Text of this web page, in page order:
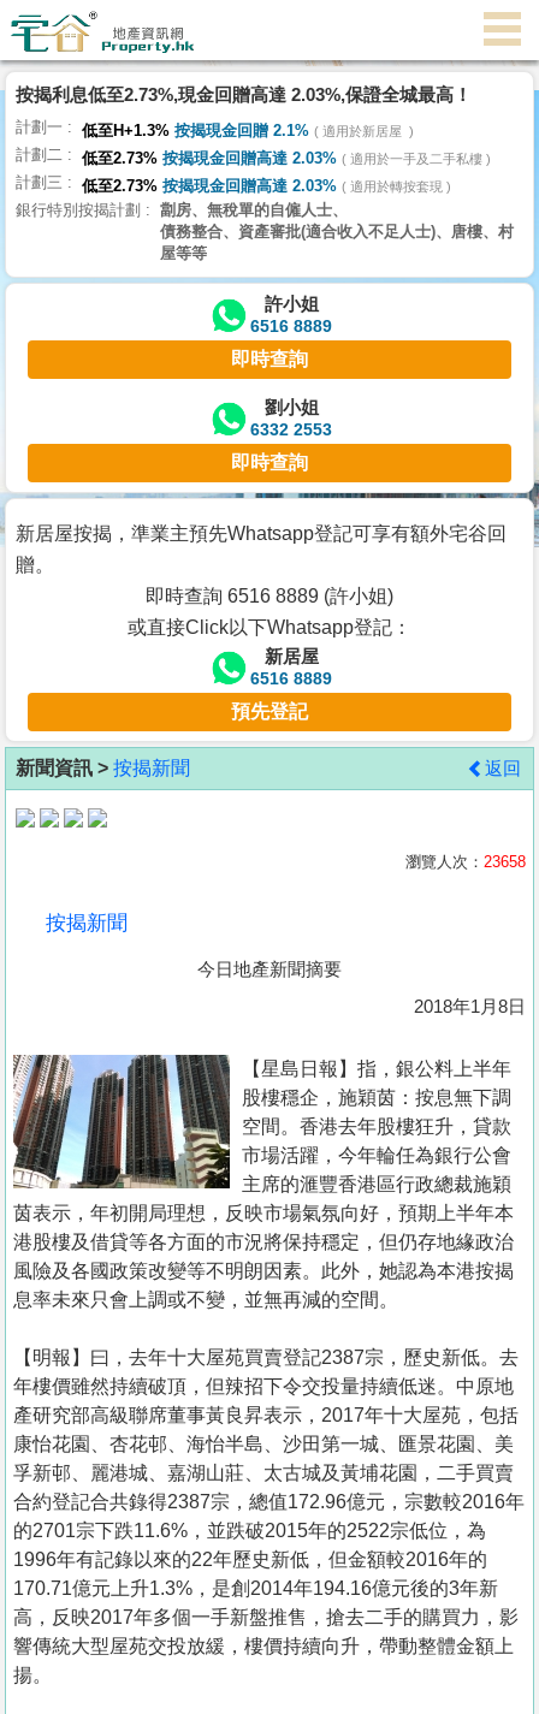
代
理
主
頁
搵
樓/
交
業
主
宅
谷
按
客
地
產
置
業
手
冊
關
於
我
們
按揭利息低至2.73%,現金回贈高達 2.03%,保證全城最高！
計劃一 低至H+1.3% 按揭現金回贈 2.1% 適用於新居屋
計劃二 低至2.73% 按揭現金回贈高達 2.03% 適用於一手及二手私樓
計劃三 低至2.73% 按揭現金回贈高達 2.03% 適用於轉按套現
銀行特別按揭計劃
劏房、無稅單的自僱人士、
債務整合、資產審批(適合收入不足人士)、唐樓、村
屋等等
許小姐
6516 8889
即時查詢
劉小姐
6332 2553
即時查詢
新居屋按揭，準業主預先Whatsapp登記可享有額外宅谷回
贈。
即時查詢 6516 8889 (許小姐)
或直接Click以下Whatsapp登記：
新居屋
6516 8889
預先登記
新聞資訊 > 按揭新聞 返回
瀏覽人次： 23658
按揭新聞
今日地產新聞摘要
2018年1月8日
【星島日報】指，銀公料上半年
股樓穩企，施穎茵：按息無下調
空間。香港去年股樓狂升，貸款
市場活躍，今年輪任為銀行公會
主席的滙豐香港區行政總裁施穎
茵表示，年初開局理想，反映市場氣氛向好，預期上半年本
港股樓及借貸等各方面的市況將保持穩定，但仍存地緣政治
風險及各國政策改變等不明朗因素。此外，她認為本港按揭
息率未來只會上調或不變，並無再減的空間。
【明報】曰，去年十大屋苑買賣登記2387宗，歷史新低。去
年樓價雖然持續破頂，但辣招下令交投量持續低迷。中原地
產研究部高級聯席董事黃良昇表示，2017年十大屋苑，包括
康怡花園、杏花邨、海怡半島、沙田第一城、匯景花園、美
孚新邨、麗港城、嘉湖山莊、太古城及黃埔花園，二手買賣
合約登記合共錄得2387宗，總值172.96億元，宗數較2016年
的2701宗下跌11.6%，並跌破2015年的2522宗低位，為
1996年有記錄以來的22年歷史新低，但金額較2016年的
170.71億元上升1.3%，是創2014年194.16億元後的3年新
高，反映2017年多個一手新盤推售，搶去二手的購買力，影
響傳統大型屋苑交投放緩，樓價持續向升，帶動整體金額上
揚。